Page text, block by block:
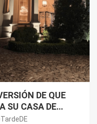
DE QUE
SU CASA DE
DE ALGÚN